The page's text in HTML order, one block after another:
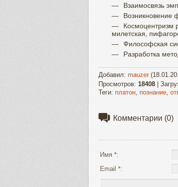
Взаимосвязь
Возникновение
Космоцентризм
милетская,
Философская
Разработка
Добавил: mauzer
Просмотров: 18408 |
Теги: платон познание
Комментарии (0)
Имя *:
Email *: